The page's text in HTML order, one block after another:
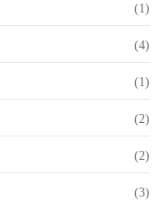
(1)
(4)
(1)
(2)
(2)
(3)